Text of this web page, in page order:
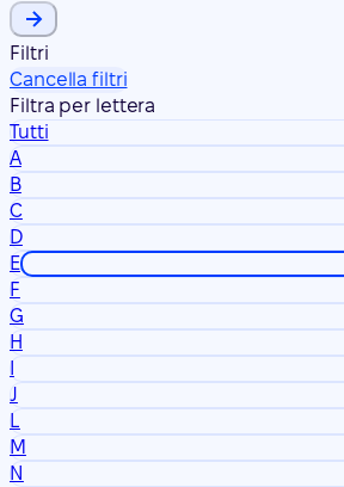
Filtri
Cancella filtri
Filtra per lettera
Tutti
A
B
C
D
E
F
G
H
I
J
L
M
N